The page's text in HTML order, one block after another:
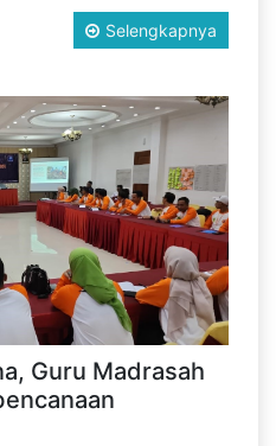
Selengkapnya
Guru Madrasah